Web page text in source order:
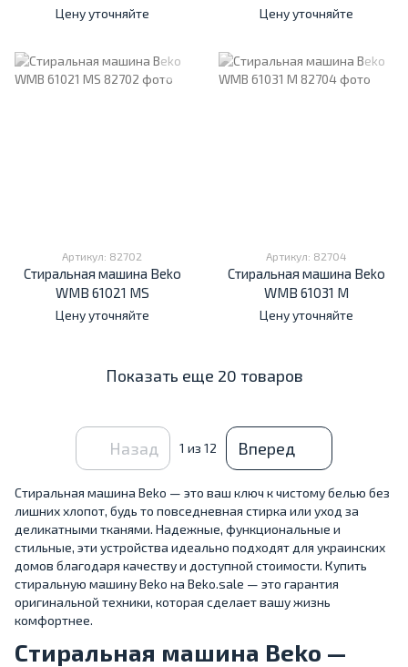
Цену уточняйте Цену уточняйте
Артикул: 82702
Стиральная машина Beko
WMB 61021 MS
Цену уточняйте
Артикул: 82704
Стиральная машина Beko
WMB 61031 M
Цену уточняйте
Показать еще 20 товаров
Назад 1 из 12 Вперед
Стиральная машина Beko — это ваш ключ к чистому белью без
лишних хлопот, будь то повседневная стирка или уход за
деликатными тканями. Надежные, функциональные и
стильные, эти устройства идеально подходят для украинских
домов благодаря качеству и доступной стоимости. Купить
стиральную машину Beko на Beko.sale — это гарантия
оригинальной техники, которая сделает вашу жизнь
комфортнее.
Стиральная машина Beko —